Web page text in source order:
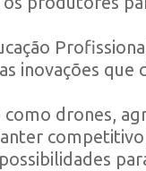
inovações
como drones,